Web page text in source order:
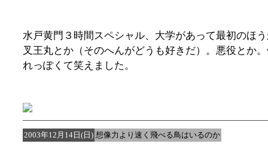
水戸黄門３時間スペシャル、大学があって最初のほ
叉王丸とか（そのへんがどうも好きだ）。悪役とか
れっぽくて笑えました。
2003年12月14日(日) 想像力より速く飛べる鳥はいるのか